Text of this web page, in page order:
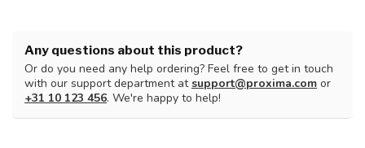
Any questions about this product?
Or do you need any help ordering? Feel free to get in touch
with our support department atsupport@proxima.com or
+31 10 123 456. We're happy to help!